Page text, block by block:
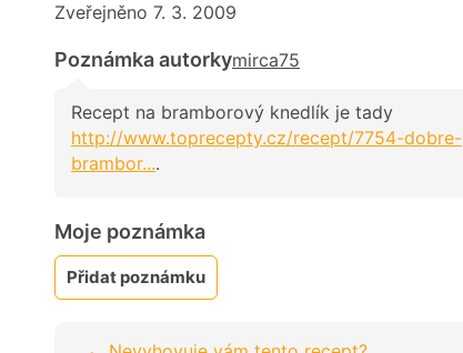
Zveřejněno 7. 3. 2009
Poznámka autorkymirca75
Recept na bramborový knedlík je tady
http://www.toprecepty.cz/recept/7754-dobre-
brambor....
Moje poznámka
Přidat poznámku